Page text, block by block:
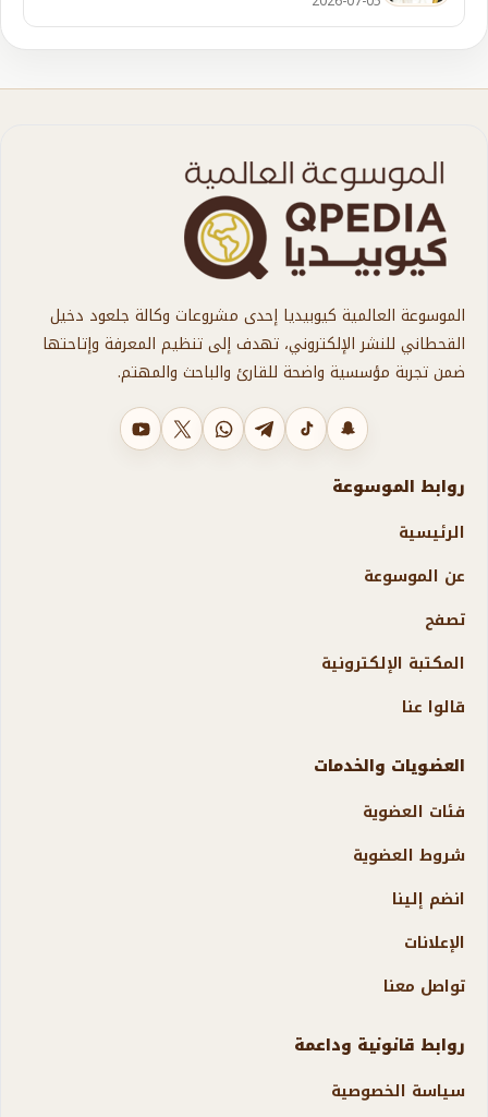
الموسوعة العالمية كيوبيديا إحدى مشروعات وكالة جلعود دخيل
القحطاني للنشر الإلكتروني، تهدف إلى تنظيم المعرفة وإتاحتها
ضمن تجربة مؤسسية واضحة للقارئ والباحث والمهتم.
يوتيوب
X واتسابتليجرامتيك توكسناب شات
روابط الموسوعة
الرئيسية
عن الموسوعة
تصفح
المكتبة الإلكترونية
قالوا عنا
العضويات والخدمات
فئات العضوية
شروط العضوية
انضم إلينا
الإعلانات
تواصل معنا
روابط قانونية وداعمة
سياسة الخصوصية